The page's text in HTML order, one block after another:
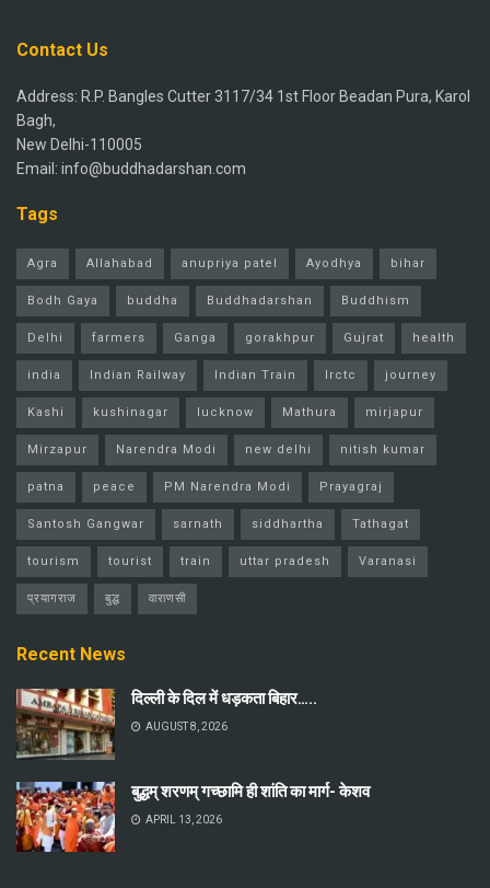
Contact Us
Address: R.P. Bangles Cutter 3117/34 1st Floor Beadan Pura, Karol
Bagh,
New Delhi-110005
Email: info@buddhadarshan.com
Tags
Agra Allahabad anupriya patel Ayodhya bihar
Bodh Gaya buddha Buddhadarshan Buddhism
Delhi farmers Ganga gorakhpur Gujrat health
india Indian Railway Indian Train Irctc journey
Kashi kushinagar lucknow Mathura mirjapur
Mirzapur Narendra Modi new delhi nitish kumar
patna peace PM Narendra Modi Prayagraj
Santosh Gangwar sarnath siddhartha Tathagat
tourism tourist train uttar pradesh Varanasi
प्रयागराज बुद्ध वाराणसी
Recent News
दिल्ली के दिल में धड़कता बिहार…..
AUGUST 8, 2026
बुद्धम् शरणम् गच्छामि ही शांति का मार्ग- केशव
APRIL 13, 2026